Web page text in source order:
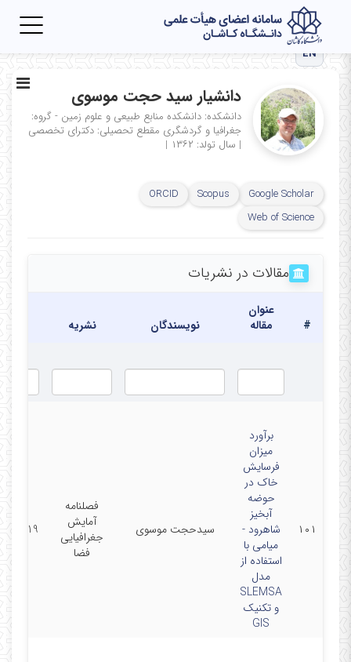
EN
دانشیار سید حجت موسوی
دانشکده: دانشکده منابع طبیعی و علوم زمین - گروه:
جغرافیا و گردشگری مقطع تحصیلی: دکترای تخصصی
| سال تولد: ۱۳۶۲ |
Google Scholar
Scopus
ORCID
Web of Science
مقالات در نشریات
#
عنوان
مقاله
نویسندگان نشریه
۱۰۱
برآورد
میزان
فرسایش
خاک در
حوضه
آبخیز
شاهرود -
میامی با
استفاده از
مدل
SLEMSA
و تکنیک
GIS
سیدحجت موسوی
فصلنامه
آمایش
جغرافیایی
فضا
07/19